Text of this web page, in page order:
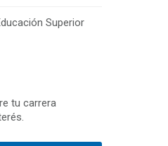
Superior
tu carrera